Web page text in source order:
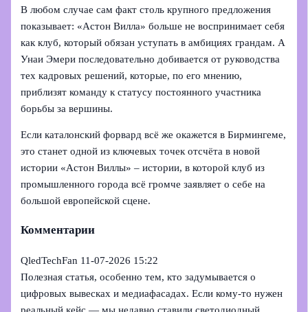
В любом случае сам факт столь крупного предложения
показывает: «Астон Вилла» больше не воспринимает себя
как клуб, который обязан уступать в амбициях грандам. А
Унаи Эмери последовательно добивается от руководства
тех кадровых решений, которые, по его мнению,
приблизят команду к статусу постоянного участника
борьбы за вершины.
Если каталонский форвард всё же окажется в Бирмингеме,
это станет одной из ключевых точек отсчёта в новой
истории «Астон Виллы» – истории, в которой клуб из
промышленного города всё громче заявляет о себе на
большой европейской сцене.
Комментарии
QledTechFan 11-07-2026 15:22
Полезная статья, особенно тем, кто задумывается о
цифровых вывесках и медиафасадах. Если кому-то нужен
реальный кейс — мы недавно ставили светодиодный